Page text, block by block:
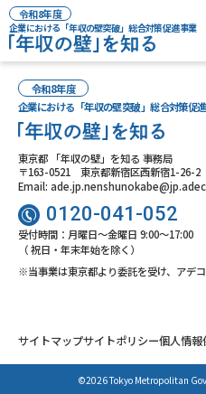
令和8年度
企業における「年収の壁突破」総合対策促進事業
令和8年度
企業における「年収の壁突破」総合対策促
東京都 「年収の壁」を知る 事務局
〒163-0521 東京都新宿区西新宿1-26-
Email:
0120-041-052
受付時間：月曜日～金曜日 9:00～17:00
（ 祝日・年末年始を除く）
※当事業は東京都より委託を受け、アデコ
サイトマップサイトポリシー個人情報
©2026 Tokyo Metropolitan